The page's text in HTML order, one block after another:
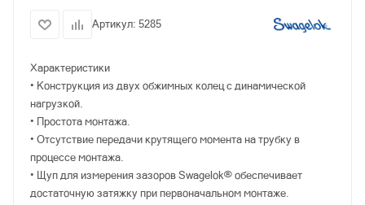
Артикул: 5285
Характеристики
• Конструкция из двух обжимных колец с динамической
нагрузкой.
• Простота монтажа.
• Отсутствие передачи крутящего момента на трубку в
процессе монтажа.
• Щуп для измерения зазоров Swagelok® обеспечивает
достаточную затяжку при первоначальном монтаже.